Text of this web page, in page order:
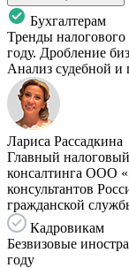
Бухгалтерам
Тренды
году. Дробление
Анализ судебной и
Лариса Рассадкина
Главный
консалтинга ООО
консультантов
гражданской
Кадровикам
Безвизовые
году